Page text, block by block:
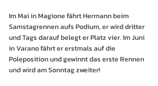
Im Mai in Magione fährt Hermann beim
Samstagrennen aufs Podium, er wird dritter
und Tags darauf belegt er Platz vier. Im Juni
in Varano fährt er erstmals auf die
Poleposition und gewinnt das erste Rennen
und wird am Sonntag zweiter!